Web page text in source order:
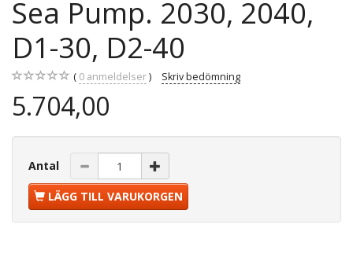
Sea Pump. 2030, 2040,
D1-30, D2-40
0 anmeldelser Skriv bedömning
5.704,00
Antal
LÄGG TILL VARUKORGEN